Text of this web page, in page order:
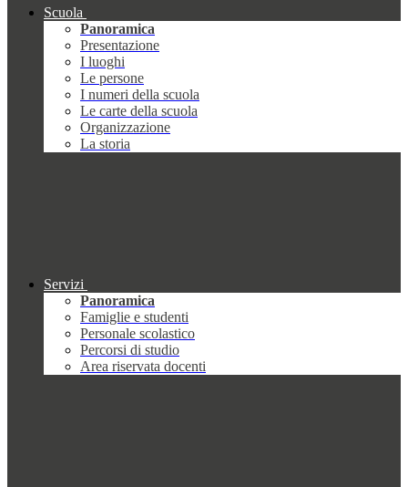
Scuola
Panoramica
Presentazione
I luoghi
Le persone
I numeri della scuola
Le carte della scuola
Organizzazione
La storia
Servizi
Panoramica
Famiglie e studenti
Personale scolastico
Percorsi di studio
Area riservata docenti